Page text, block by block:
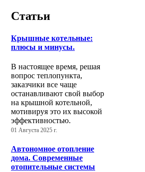
Статьи
Крышные котельные:
плюсы и минусы.
В настоящее время, решая
вопрос теплопункта,
заказчики все чаще
останавливают свой выбор
на крышной котельной,
мотивируя это их высокой
эффективностью.
01 Августа 2025 г.
Автономное отопление
дома. Современные
отопительные системы